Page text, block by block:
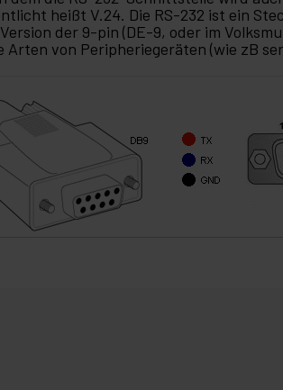
heißt V.24. Die RS-232 ist ein
der 9-pin (DE-9, oder im
von Peripheriegeräten (wie zB